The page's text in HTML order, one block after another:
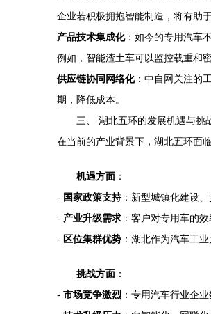
企业若积极拥抱智能制造，将有助
产品技术集成化：如今的专用汽车
例如，智能渣土车可以监控载重和
供应链协同网络化：中自网关注的
期，降低成本。
三、 湖北五环的发展机遇与挑
在当前的产业背景下，湖北五环面
机遇方面 ：
- 国家政策支持：新型城镇化建设
- 产业升级需求 ：客户对专用车的
- 区位集群优势 ：湖北作为汽车工
挑战方面 ：
- 市场竞争激烈 ：专用汽车行业企